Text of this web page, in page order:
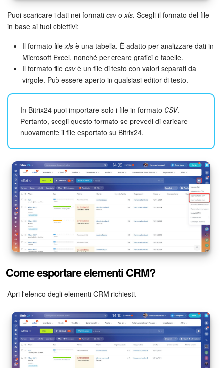
Dipendenti
Knowledge base
Firma elettronica
Firma elettronica per HR
Automazione
Flussi di lavoro
Marketing
Gestione inventario
Telefonia
Mio profilo
Impostazioni
Bitrix24 On-Premise
Bitrix24 Messenger
Domande generali
Puoi scaricare i dati nei formati csvoxls. Scegli il formato del file
in base ai tuoi obiettivi:
Il formato filexls è una tabella. È adatto per analizzare dati in
Microsoft Excel, nonché per creare grafici e tabelle.
Il formato file csvè un file di testo con valori separati da
virgole. Può essere aperto in qualsiasi editor di testo.
In Bitrix24 puoi importare solo i file in formato CSV.
Pertanto, scegli questo formato se prevedi di caricare
nuovamente il file esportato su Bitrix24.
Come esportare elementi CRM?
Apri l'elenco degli elementi CRM richiesti.